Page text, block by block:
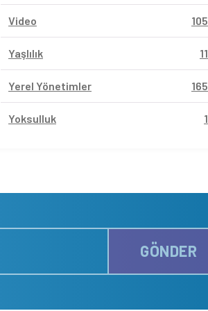
Video 105
Yaşlılık 11
Yerel Yönetimler 165
Yoksulluk 1
GÖNDER